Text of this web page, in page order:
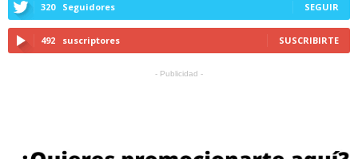
320 Seguidores SEGUIR
492 suscriptores SUSCRIBIRTE
- Publicidad -